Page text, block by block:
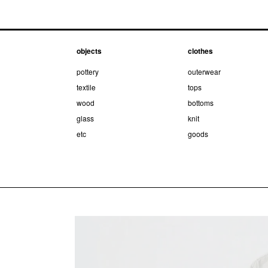
objects
pottery
textile
wood
glass
etc
clothes
outerwear
tops
bottoms
knit
goods